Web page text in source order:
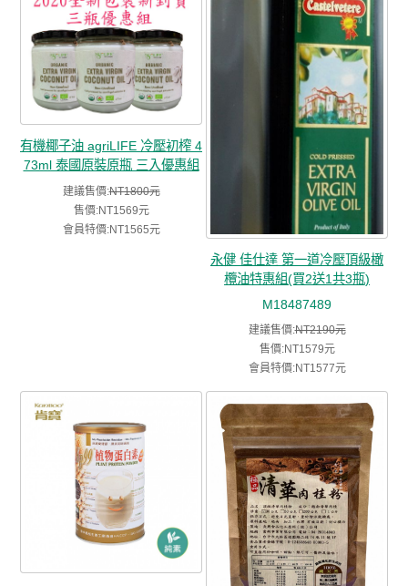
有機椰子油 agriLIFE 冷壓初榨 4
73ml 泰國原裝原瓶 三入優惠組
建議售價:NT1800元
售價:NT1569元
會員特價:NT1565元
永健 佳仕達 第一道冷壓頂級橄
欖油特惠組(買2送1共3瓶)
M18487489
建議售價:NT2190元
售價:NT1579元
會員特價:NT1577元